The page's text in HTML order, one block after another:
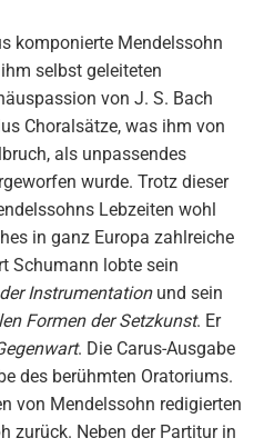
komponierte Mendelssohn
selbst geleiteten
von J. S. Bach
Choralsätze, was ihm von
als unpassendes
wurde. Trotz dieser
Lebzeiten wohl
in ganz Europa zahlreiche
Schumann lobte sein
Instrumentationund sein
Formen der Setzkunst. Er
. Die Carus-Ausgabe
des berühmten Oratoriums.
von Mendelssohn redigierten
zurück. Neben der Partitur in